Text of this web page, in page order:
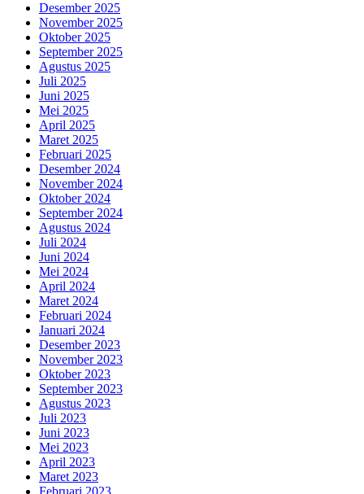
Desember 2025
November 2025
Oktober 2025
September 2025
Agustus 2025
Juli 2025
Juni 2025
Mei 2025
April 2025
Maret 2025
Februari 2025
Desember 2024
November 2024
Oktober 2024
September 2024
Agustus 2024
Juli 2024
Juni 2024
Mei 2024
April 2024
Maret 2024
Februari 2024
Januari 2024
Desember 2023
November 2023
Oktober 2023
September 2023
Agustus 2023
Juli 2023
Juni 2023
Mei 2023
April 2023
Maret 2023
Februari 2023